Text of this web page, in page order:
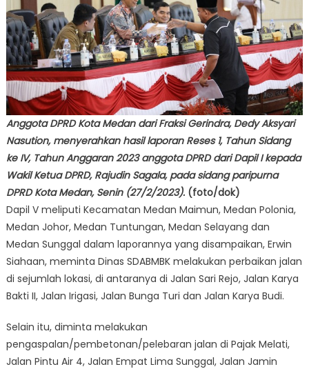
Anggota DPRD Kota Medan dari Fraksi Gerindra, Dedy Aksyari
Nasution, menyerahkan hasil laporan Reses 1, Tahun Sidang
ke IV, Tahun Anggaran 2023 anggota DPRD dari Dapil I kepada
Wakil Ketua DPRD, Rajudin Sagala, pada sidang paripurna
DPRD Kota Medan, Senin (27/2/2023). (foto/dok)
Dapil V meliputi Kecamatan Medan Maimun, Medan Polonia,
Medan Johor, Medan Tuntungan, Medan Selayang dan
Medan Sunggal dalam laporannya yang disampaikan, Erwin
Siahaan, meminta Dinas SDABMBK melakukan perbaikan jalan
di sejumlah lokasi, di antaranya di Jalan Sari Rejo, Jalan Karya
Bakti II, Jalan Irigasi, Jalan Bunga Turi dan Jalan Karya Budi.
Selain itu, diminta melakukan
pengaspalan/pembetonan/pelebaran jalan di Pajak Melati,
Jalan Pintu Air 4, Jalan Empat Lima Sunggal, Jalan Jamin